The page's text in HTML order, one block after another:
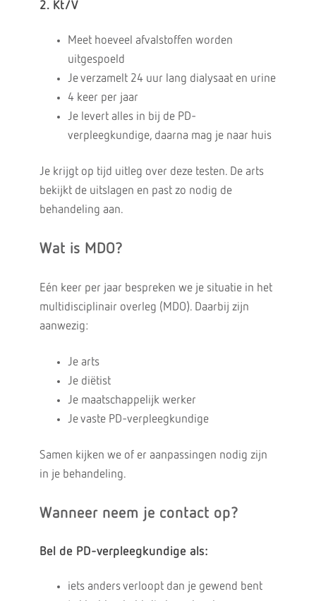
2. Kt/V
Meet hoeveel afvalstoffen worden
uitgespoeld
Je verzamelt 24 uur lang dialysaat en urine
4 keer per jaar
Je levert alles in bij de PD-
verpleegkundige, daarna mag je naar huis
Je krijgt op tijd uitleg over deze testen. De arts
bekijkt de uitslagen en past zo nodig de
behandeling aan.
Wat is MDO?
Eén keer per jaar bespreken we je situatie in het
multidisciplinair overleg (MDO). Daarbij zijn
aanwezig:
Je arts
Je diëtist
Je maatschappelijk werker
Je vaste PD-verpleegkundige
Samen kijken we of er aanpassingen nodig zijn
in je behandeling.
Wanneer neem je contact op?
Bel de PD-verpleegkundige als:
iets anders verloopt dan je gewend bent